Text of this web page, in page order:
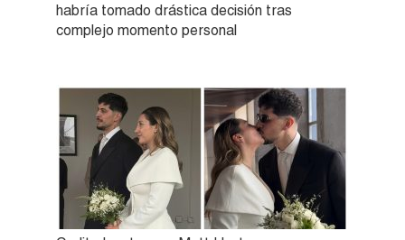
habría tomado drástica decisión tras
complejo momento personal